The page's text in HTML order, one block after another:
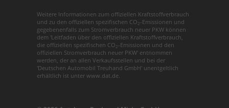
Weitere Informationen zum offiziellen Kraftstoffverbrauch
und zu den offiziellen spezifischen CO2 -Emissionen und
gegebenenfalls zum Stromverbrauch neuer PKW können
dem 'Leitfaden über den offiziellen Kraftstoffverbrauch,
die offiziellen spezifischen CO2 -Emissionen und den
offiziellen Stromverbrauch neuer PKW' entnommen
werden, der an allen Verkaufsstellen und bei der
'Deutschen Automobil Treuhand GmbH' unentgeltlich
erhältlich ist unter www.dat.de.